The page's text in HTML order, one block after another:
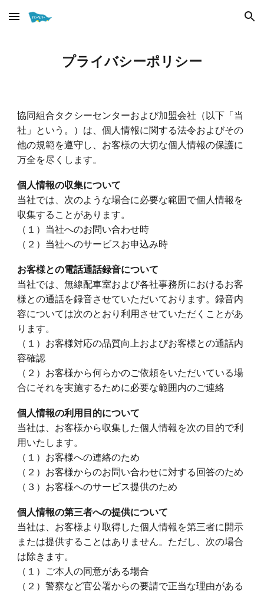
Skip to main content Skip to navigation
プライバシーポリシー
協同組合タクシーセンターおよび加盟会社（以下「当
社」という。）は、個人情報に関する法令およびその
他の規範を遵守し、お客様の大切な個人情報の保護に
万全を尽くします。
個人情報の収集について
当社では、次のような場合に必要な範囲で個人情報を
収集することがあります。
（１）当社へのお問い合わせ時
（ ２ ） 当社へのサービスお申込み時
お客様との電話通話録音について
当社では、無線配車室および各社事務所におけるお客
様との通話を録音させていただいております。録音内
容については次のとおり利用させていただくことがあ
ります。
（１） お客様対応の品質向上およびお客様との通話内
容確認
（ ２ ） お客様から何らかのご依頼をいただいている場
合にそれを実施するために必要な範囲内のご連絡
個人情報の利用目的について
当社は、お客様から収集した個人情報を次の目的で利
用いたします。
（１） お客様への連絡のため
（ ２ ） お客様からのお問い合わせに対する回答のため
（ ３ ） お客様へのサービス提供のため
個人情報の第三者への提供について
当社は、お客様より取得した個人情報を第三者に開示
または提供することはありません。ただし、次の場合
は除きます。
（１） ご本人の同意がある場合
（ ２ ）警察など官公署からの要請で正当な理由がある